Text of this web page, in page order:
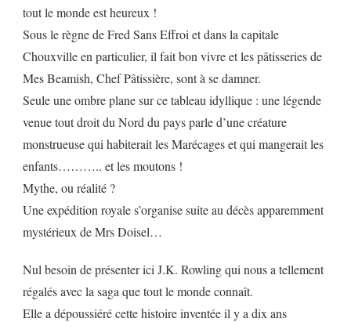
tout le monde est heureux !
Sous le règne de Fred Sans Effroi et dans la capitale
Chouxville en particulier, il fait bon vivre et les pâtisseries de
Mes Beamish, Chef Pâtissière, sont à se damner.
Seule une ombre plane sur ce tableau idyllique : une légende
venue tout droit du Nord du pays parle d’une créature
monstrueuse qui habiterait les Marécages et qui mangerait les
enfants……….. et les moutons !
Mythe, ou réalité ?
Une expédition royale s’organise suite au décès apparemment
mystérieux de Mrs Doisel…
Nul besoin de présenter ici J.K. Rowling qui nous a tellement
régalés avec la saga que tout le monde connaît.
Elle a dépoussiéré cette histoire inventée il y a dix ans